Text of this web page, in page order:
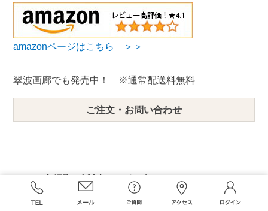
amazonページはこちら ＞＞
翠波画廊でも発売中！ ※通常配送料無料
ご注文・お問い合わせ
新聞、雑誌でも紹介されました！